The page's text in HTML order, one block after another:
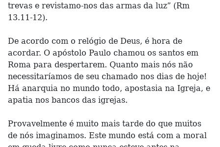
trevas e revistamo-nos das armas da luz” (Rm
13.11-12).
De acordo com o relógio de Deus, é hora de
acordar. O apóstolo Paulo chamou os santos em
Roma para despertarem. Quanto mais nós não
necessitaríamos de seu chamado nos dias de hoje!
Há anarquia no mundo todo, apostasia na Igreja, e
apatia nos bancos das igrejas.
Provavelmente é muito mais tarde do que muitos
de nós imaginamos. Este mundo está com a moral